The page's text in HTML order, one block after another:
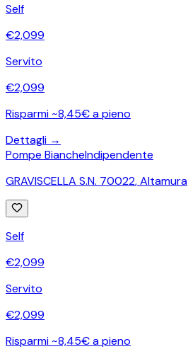
Self
€2,099
Servito
€2,099
Risparmi ~8,45€ a pieno
Dettagli →
Pompe BiancheIndipendente
GRAVISCELLA S.N. 70022,Altamura
Self
€2,099
Servito
€2,099
Risparmi ~8,45€ a pieno